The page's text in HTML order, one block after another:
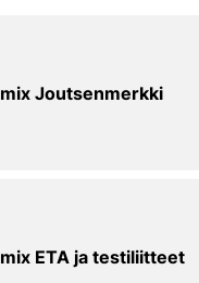
Joutsenmerkki
ETA ja testiliitteet